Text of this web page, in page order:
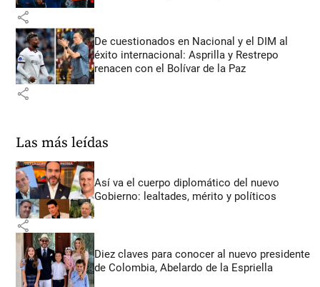
share
De cuestionados en Nacional y el DIM al
éxito internacional: Asprilla y Restrepo
renacen con el Bolívar de la Paz
share
Las más leídas
Así va el cuerpo diplomático del nuevo
Gobierno: lealtades, mérito y políticos
share
Diez claves para conocer al nuevo presidente
de Colombia, Abelardo de la Espriella